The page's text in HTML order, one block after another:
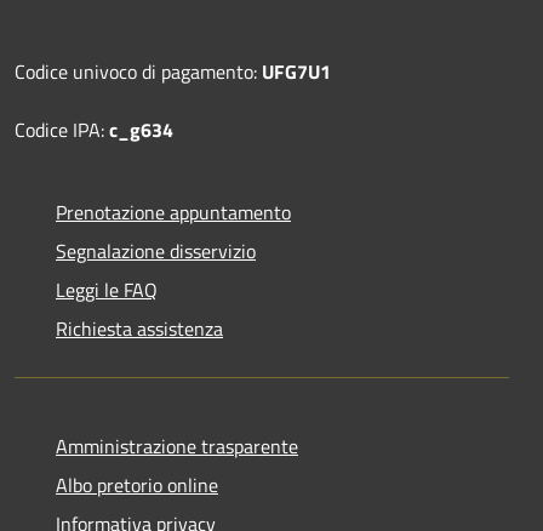
Codice univoco di pagamento: UFG7U1
Codice IPA:c_g634
Prenotazione appuntamento
Segnalazione disservizio
Leggi le FAQ
Richiesta assistenza
Amministrazione trasparente
Albo pretorio online
Informativa privacy